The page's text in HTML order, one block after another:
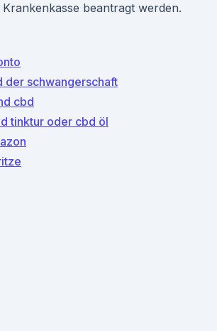
beantragt werden.
der schwangerschaft
cbd
tinktur oder cbd öl